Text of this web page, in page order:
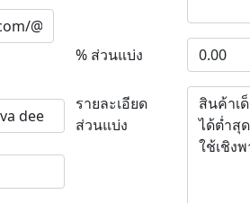
% ส่วนแบ่ง
รายละเอียด
ส่วนแบ่ง